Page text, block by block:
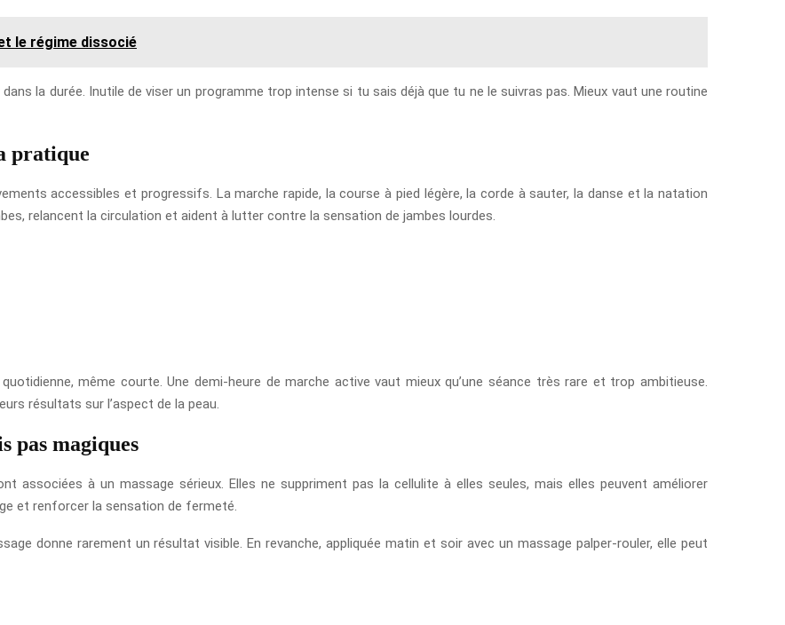
le régime dissocié
la durée. Inutile de viser un programme trop intense si tu sais déjà que tu ne le suivras pas. Mieux vaut une routine
pratique
accessibles et progressifs. La marche rapide, la course à pied légère, la corde à sauter, la danse et la natation
relancent la circulation et aident à lutter contre la sensation de jambes lourdes.
même courte. Une demi-heure de marche active vaut mieux qu’une séance très rare et trop ambitieuse.
résultats sur l’aspect de la peau.
pas magiques
associées à un massage sérieux. Elles ne suppriment pas la cellulite à elles seules, mais elles peuvent améliorer
et renforcer la sensation de fermeté.
donne rarement un résultat visible. En revanche, appliquée matin et soir avec un massage palper-rouler, elle peut